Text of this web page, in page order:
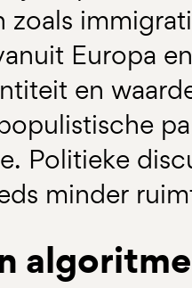
zoals
Europa
en
Politieke
minder